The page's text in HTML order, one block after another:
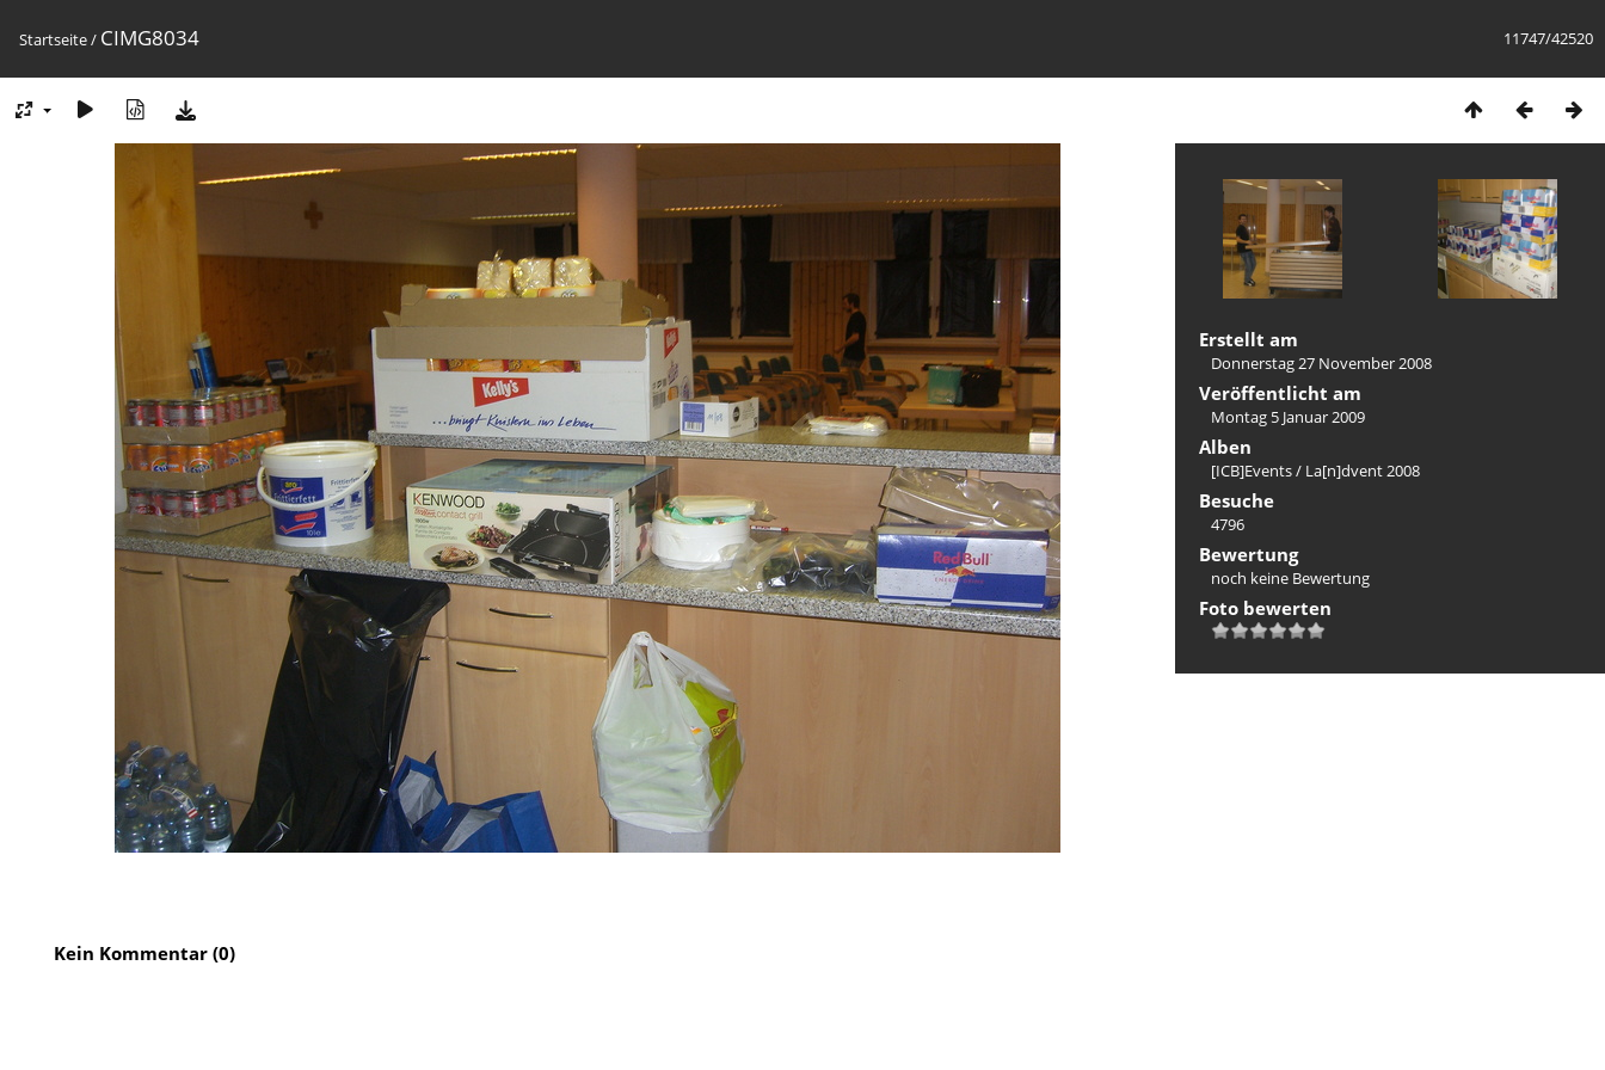
11747/42520
Startseite/ CIMG8034
Erstellt am
Donnerstag 27 November 2008
Veröffentlicht am
Montag 5 Januar 2009
Alben
[ICB]Events/ La[n]dvent 2008
Besuche
4796
Bewertung
noch keine Bewertung
Foto bewerten
Kein Kommentar (0)